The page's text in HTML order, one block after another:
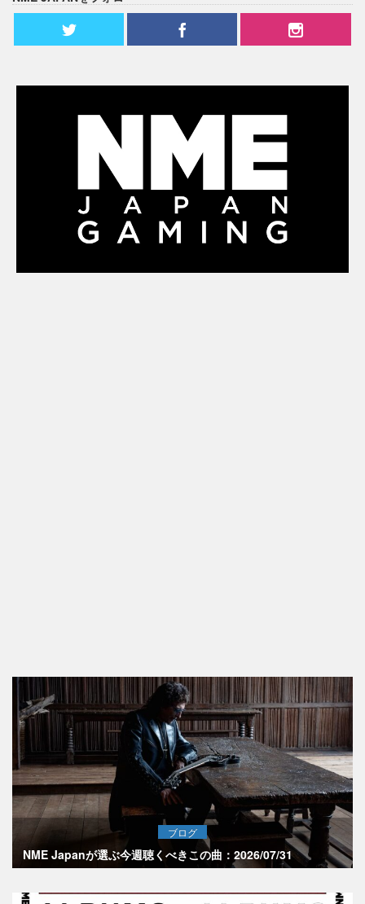
ブログ
NME Japanが選ぶ今週聴くべきこの曲：2026/07/31